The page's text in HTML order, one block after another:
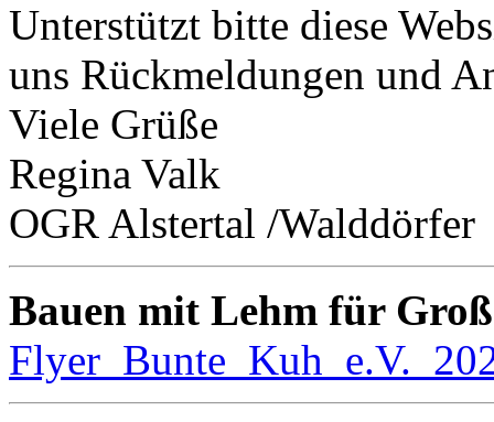
Unterstützt bitte diese
uns Rückmeldungen und
Viele Grüße
Regina Valk
OGR Alstertal /Walddörfer
Bauen mit Lehm für